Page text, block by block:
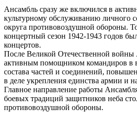
Ансамбль сразу же включился в
культурному обслуживанию личного
округа противовоздушной обороны.
концертный сезон 1942-1943 годов
концертов.
После Великой Отечественной войны
активным помощником командиров в
состава частей и соединений,
в деле укрепления единства армии и
Главное направление работы
боевых традиций защитников неба
противовоздушной обороны.